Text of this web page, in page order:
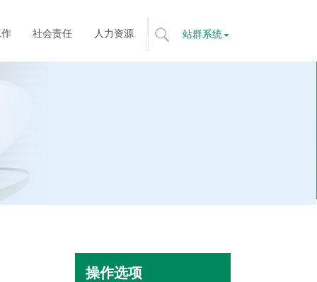
题
站群系统
社会责任 人力资源
操作选项